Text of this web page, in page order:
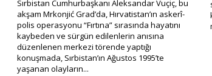
Sırbistan Cumhurbaşkanı Aleksandar Vuçiç, bu
akşam Mrkonjić Grad’da, Hırvatistan’ın askerî-
polis operasyonu “Fırtına” sırasında hayatını
kaybeden ve sürgün edilenlerin anısına
düzenlenen merkezi törende yaptığı
konuşmada, Sırbistan’ın Ağustos 1995’te
yaşanan olayların...